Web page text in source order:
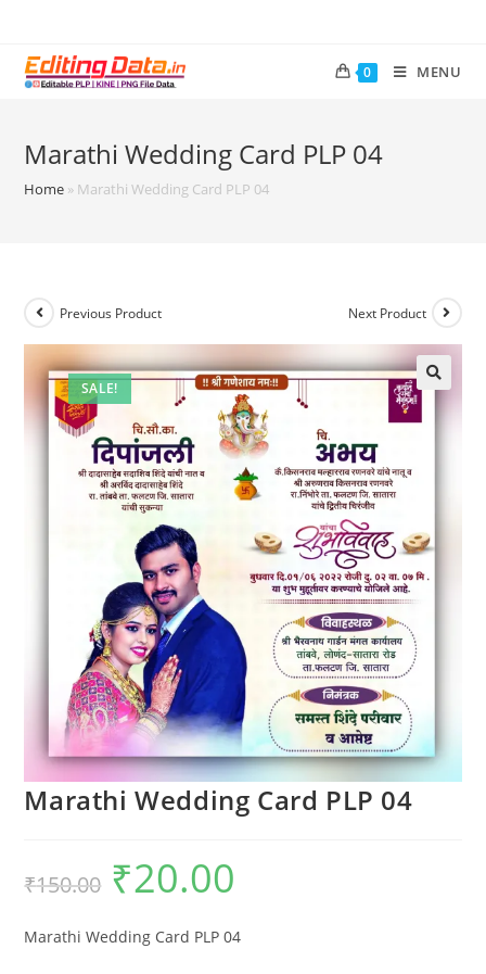
0 MENU
Marathi Wedding Card PLP 04
Home » Marathi Wedding Card PLP 04
SALE!
Previous Product Next Product
Marathi Wedding Card PLP 04
₹150.00 ₹20.00
Marathi Wedding Card PLP 04